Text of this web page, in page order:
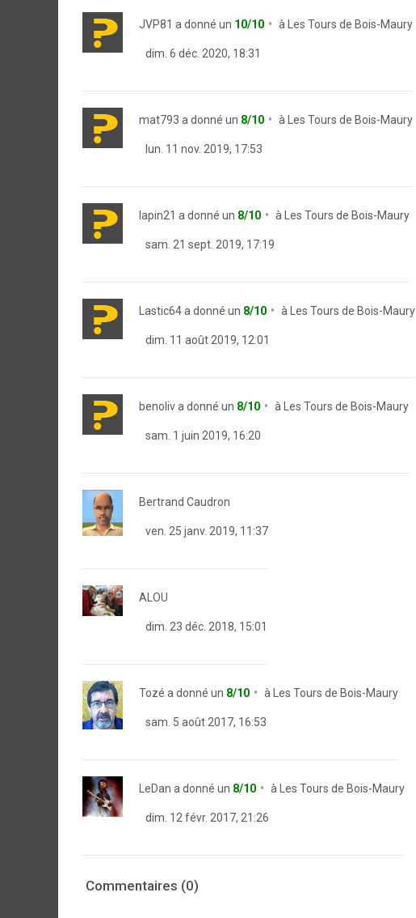
JVP81 a donné un 10/10 à Les Tours de Bois-Maury
dim. 6 déc. 2020, 18:31
mat793 a donné un 8/10 à Les Tours de Bois-Maury
lun. 11 nov. 2019, 17:53
lapin21 a donné un 8/10 à Les Tours de Bois-Maury
sam. 21 sept. 2019, 17:19
Lastic64a donné un 8/10 à Les Tours de Bois-Maury
dim. 11 août 2019, 12:01
benoliva donné un 8/10 à Les Tours de Bois-Maury
sam. 1 juin 2019, 16:20
Bertrand Caudron
ven. 25 janv. 2019, 11:37
ALOU
dim. 23 déc. 2018, 15:01
Tozé a donné un 8/10 à Les Tours de Bois-Maury
sam. 5 août 2017, 16:53
LeDan a donné un 8/10 à Les Tours de Bois-Maury
dim. 12 févr. 2017, 21:26
Commentaires (0)